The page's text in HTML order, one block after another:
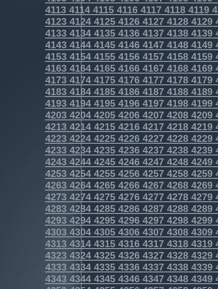
4113411441154116411741184119
4123412441254126412741284129
4133413441354136413741384139
4143414441454146414741484149
4153415441554156415741584159
4163416441654166416741684169
4173417441754176417741784179
4183418441854186418741884189
4193419441954196419741984199
4203420442054206420742084209
4213421442154216421742184219
4223422442254226422742284229
4233423442354236423742384239
4243424442454246424742484249
4253425442554256425742584259
4263426442654266426742684269
4273427442754276427742784279
4283428442854286428742884289
4293429442954296429742984299
4303430443054306430743084309
4313431443154316431743184319
4323432443254326432743284329
4333433443354336433743384339
4343434443454346434743484349